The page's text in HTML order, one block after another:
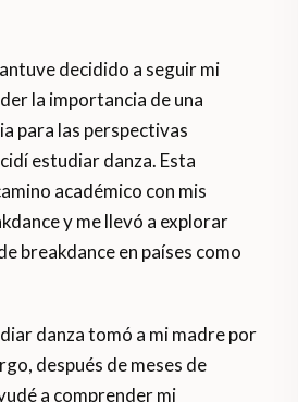
decidido a seguir mi
la importancia de una
para las perspectivas
estudiar danza. Esta
académico con mis
y me llevó a explorar
breakdance en países como
danza tomó a mi madre por
después de meses de
a comprender mi